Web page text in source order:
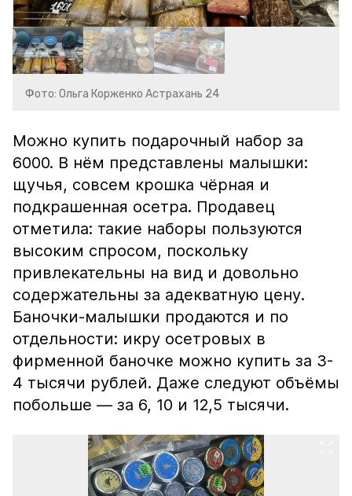
Фото: Ольга Корженко Астрахань 24
Можно купить подарочный набор за
6000. В нём представлены малышки:
щучья, совсем крошка чёрная и
подкрашенная осетра. Продавец
отметила: такие наборы пользуются
высоким спросом, поскольку
привлекательны на вид и довольно
содержательны за адекватную цену.
Баночки-малышки продаются и по
отдельности: икру осетровых в
фирменной баночке можно купить за 3-
4 тысячи рублей. Даже следуют объёмы
побольше — за 6, 10 и 12,5 тысячи.